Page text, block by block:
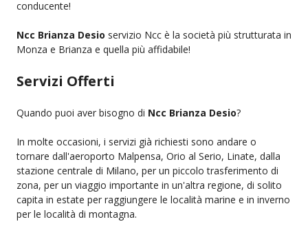
conducente!
Ncc Brianza Desio servizio Ncc è la società più strutturata in
Monza e Brianza e quella più affidabile!
Servizi Offerti
Quando puoi aver bisogno di Ncc Brianza Desio?
In molte occasioni, i servizi già richiesti sono andare o
tornare dall'aeroporto Malpensa, Orio al Serio, Linate, dalla
stazione centrale di Milano, per un piccolo trasferimento di
zona, per un viaggio importante in un'altra regione, di solito
capita in estate per raggiungere le località marine e in inverno
per le località di montagna.